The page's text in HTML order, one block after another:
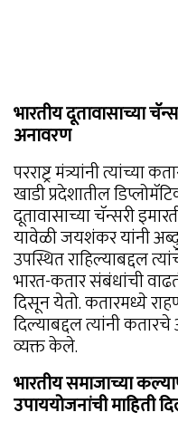
भारतीय दूतावासाच्या
अनावरण
परराष्ट्र मंत्र्यांनी त्यांच्या
खाडी प्रदेशातील
दूतावासाच्या चॅन्सरी
यावेळी जयशंकर यांनी
उपस्थित राहिल्याबद्दल
भारत-कतार संबंधांची
दिसून येतो. कतारमध्ये
दिल्याबद्दल त्यांनी
व्यक्त केले.
भारतीय समाजाच्या
उपाययोजनांची माहिती